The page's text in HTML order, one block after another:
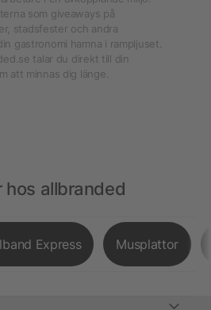
som giveaways på
stadsfester och andra
gastronomi hamna i rampljuset.
talar du direkt till din
att minnas dig länge.
hos allbranded
Express Musplattor